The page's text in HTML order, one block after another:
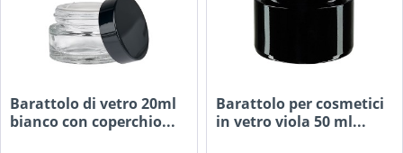
Barattolo di vetro 20ml
bianco con coperchio...
Barattolo per cosmetici
in vetro viola 50 ml...